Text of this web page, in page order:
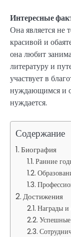
Интересные
Она является не
красивой и
она любит
литературу и
участвует в
нуждающимся и
нуждается.
Содержание
Биография
Ранние
Достижения
Награды